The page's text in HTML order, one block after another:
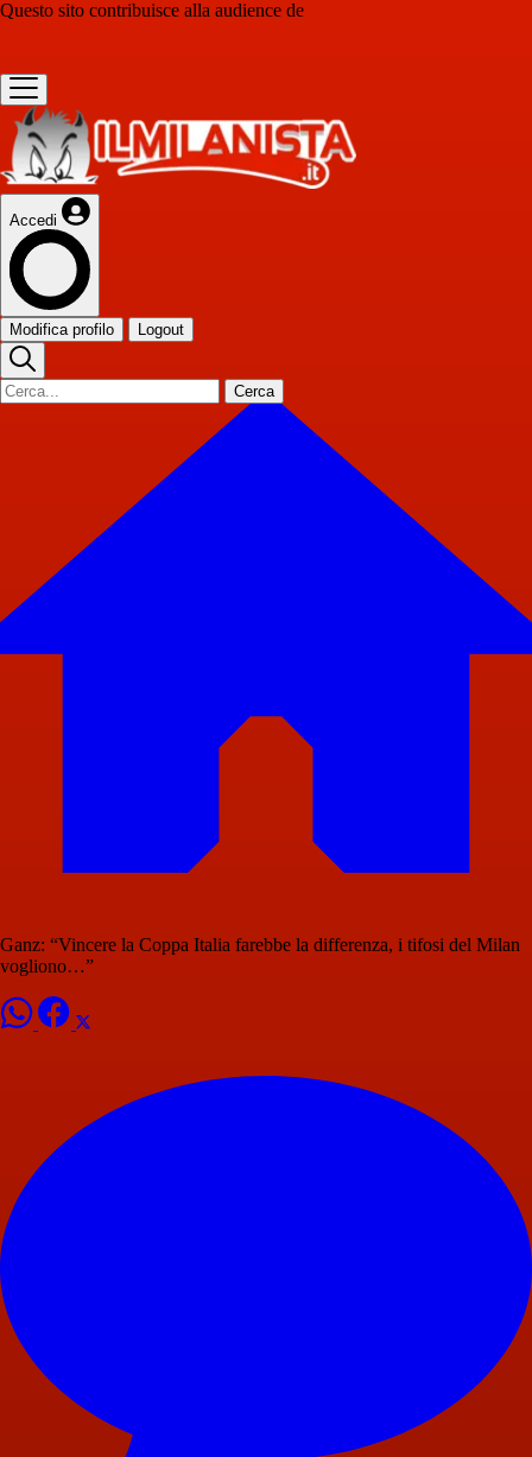
Questo sito contribuisce alla audience de
Accedi
Modifica profilo Logout
Cerca
Ganz: “Vincere la Coppa Italia farebbe la differenza, i tifosi del Milan
vogliono…”